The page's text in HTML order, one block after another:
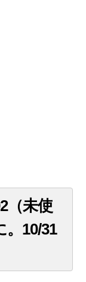
（未使
。10/31